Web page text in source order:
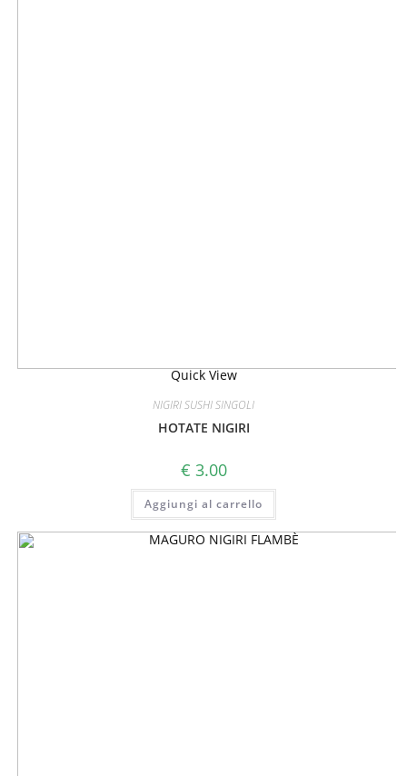
Quick View
NIGIRI SUSHI SINGOLI
HOTATE NIGIRI
€ 3.00
Aggiungi al carrello